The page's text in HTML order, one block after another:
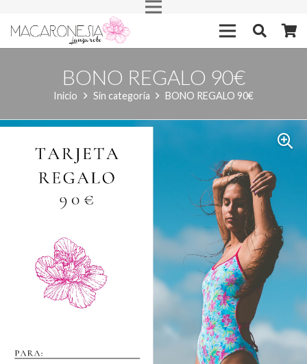
BONO REGALO 90€
Inicio Sin categoría BONO REGALO 90€